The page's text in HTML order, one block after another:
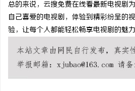
总的来说，云搜免费在线看最新电视剧
自己喜爱的电视剧，体验到精彩纷呈的
验，让每个人都能轻松畅享电视剧的魅力
汉配眼镜 上海配眼镜